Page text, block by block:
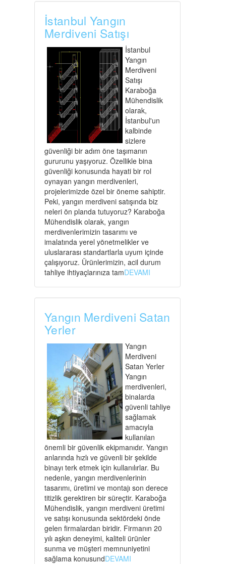
İstanbul Yangın
Merdiveni Satışı
İstanbul
Yangın
Merdiveni
Satışı
Karaboğa
Mühendislik
olarak,
İstanbul'un
kalbinde
sizlere
güvenliği bir adım öne taşımanın
gururunu yaşıyoruz. Özellikle bina
güvenliği konusunda hayati bir rol
oynayan yangın merdivenleri,
projelerimizde özel bir öneme sahiptir.
Peki, yangın merdiveni satışında biz
neleri ön planda tutuyoruz? Karaboğa
Mühendislik olarak, yangın
merdivenlerimizin tasarımı ve
imalatında yerel yönetmelikler ve
uluslararası standartlarla uyum içinde
çalışıyoruz. Ürünlerimizin, acil durum
tahliye ihtiyaçlarınıza tamDEVAMI
Yangın Merdiveni Satan
Yerler
Yangın
Merdiveni
Satan Yerler
Yangın
merdivenleri,
binalarda
güvenli tahliye
sağlamak
amacıyla
kullanılan
önemli bir güvenlik ekipmanıdır. Yangın
anlarında hızlı ve güvenli bir şekilde
binayı terk etmek için kullanılırlar. Bu
nedenle, yangın merdivenlerinin
tasarımı, üretimi ve montajı son derece
titizlik gerektiren bir süreçtir. Karaboğa
Mühendislik, yangın merdiveni üretimi
ve satışı konusunda sektördeki önde
gelen firmalardan biridir. Firmanın 20
yılı aşkın deneyimi, kaliteli ürünler
sunma ve müşteri memnuniyetini
sağlama konusundDEVAMI